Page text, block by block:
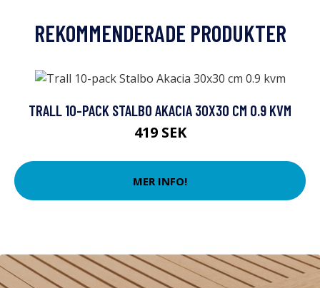
REKOMMENDERADE PRODUKTER
TRALL 10-PACK STALBO AKACIA 30X30 CM 0.9 KVM
419 SEK
MER INFO!